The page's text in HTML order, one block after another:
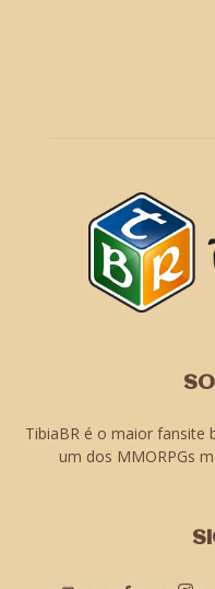
TibiaBR é o maior fansite
um dos MMORPGs